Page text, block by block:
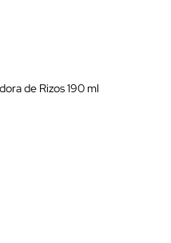
de Rizos 190 ml